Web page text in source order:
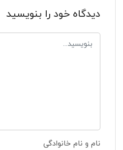
دیدگاه خود را بنویسید
نام و نام خانوادگی